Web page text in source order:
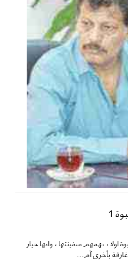
1
اولا ، تهمهم سفينتها ، وانها خيار
بأخرى آم...